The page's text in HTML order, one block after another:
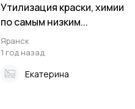
Утилизация краски, химии
по самым низким...
Яранск
1 год назад
Екатерина